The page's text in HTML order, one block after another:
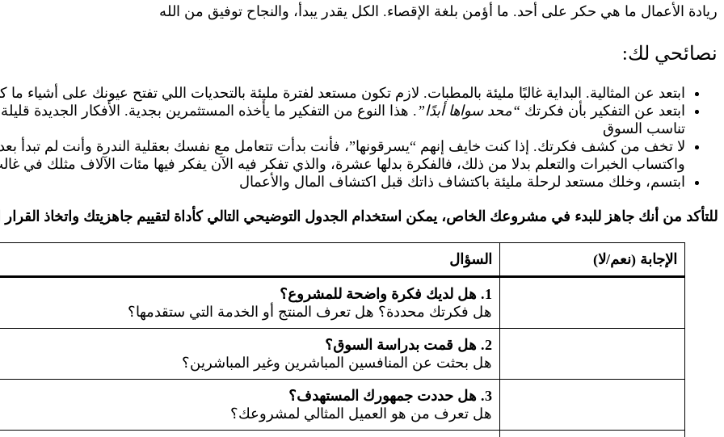
ريادة الأعمال ما هي حكر على أحد. ما أؤمن بلغة الإقصاء. الكل يقدر يبدأ، والنجاح توفيق من الله
نصائحي لك:
ابتعد عن المثالية. البداية غالبًا مليئة بالمطبات. لازم تكون مستعد لفترة مليئة بالتحديات اللي تفتح عيونك على أشياء ما
ابتعد عن التفكير بأن فكرتك “محد سواها أبدًا”. هذا النوع من التفكير ما يأخذه المستثمرين بجدية. الأفكار الجديدة
تناسب السوق
لا تخف من كشف فكرتك. إذا كنت خايف إنهم “يسرقونها”، فأنت بدأت تتعامل مع نفسك بعقلية الندرة وأنت لم تبدأ
واكتساب الخبرات والتعلم بدلا من ذلك، فالفكرة بدلها عشرة، والذي تفكر فيه الآن يفكر فيها مئات الآلاف مثلك في
ابتسم، وخلك مستعد لرحلة مليئة باكتشاف ذاتك قبل اكتشاف المال والأعمال
للتأكد من أنك جاهز للبدء في مشروعك الخاص، يمكن استخدام الجدول التوضيحي التالي كأداة لتقييم جاهزيتك واتخاذ
الإجابة (نعم/لا) السؤال
1. هل لديك فكرة واضحة للمشروع؟
هل فكرتك محددة؟ هل تعرف المنتج أو الخدمة التي ستقدمها؟
2. هل قمت بدراسة السوق؟
هل بحثت عن المنافسين المباشرين وغير المباشرين؟
3. هل حددت جمهورك المستهدف؟
هل تعرف من هو العميل المثالي لمشروعك؟